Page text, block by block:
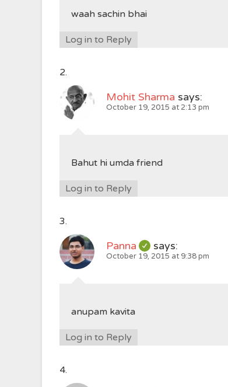
waah sachin bhai
Log in to Reply
Mohit Sharma says:
October 19, 2015 at 2:13 pm
Bahut hi umda friend
Log in to Reply
Panna says:
October 19, 2015 at 9:38 pm
anupam kavita
Log in to Reply